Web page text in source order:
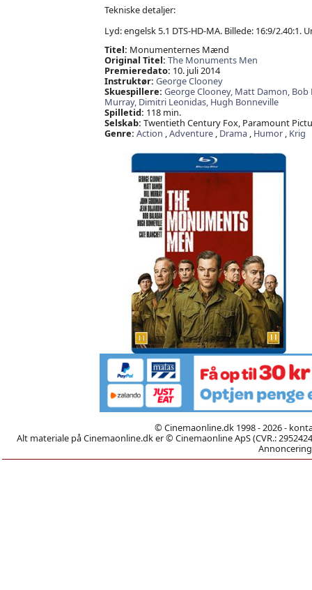
Tekniske detaljer:
Lyd: engelsk 5.1 DTS-HD-MA. Billede: 16:9/
Titel: Monumenternes Mænd
Original Titel: The Monuments Men
Premieredato: 10. juli 2014
Instruktør: George Clooney
Skuespillere: George Clooney, Matt Damon, Bob
Murray, Dimitri Leonidas, Hugh Bonneville
Spilletid: 118 min.
Selskab: Twentieth Century Fox, Paramount
Genre: Action ,Adventure, Drama, Humor, Krig
© Cinemaonline.dk 1998 - 2026 -
Alt materiale på Cinemaonline.dk er © Cinemaonline ApS (CVR.: